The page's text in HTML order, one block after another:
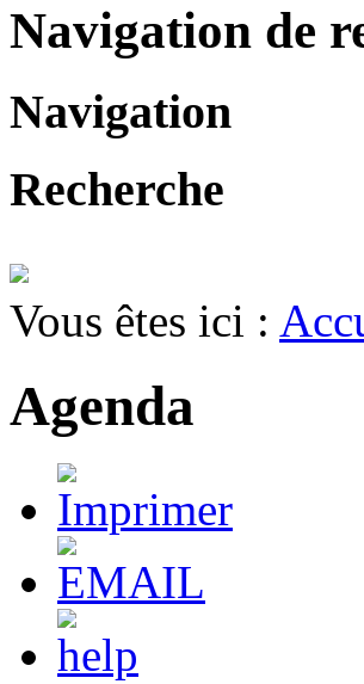
Navigation de
Navigation
Recherche
Vous êtes ici :
Agenda